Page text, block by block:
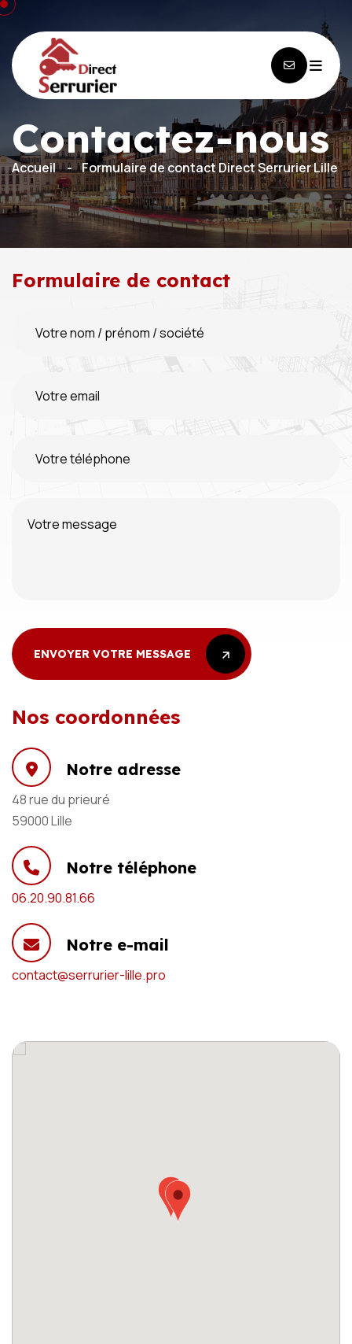
Contactez-nous
Accueil Formulaire de contact Direct Serrurier Lille
Formulaire de contact
ENVOYER VOTRE MESSAGE
Nos coordonnées
Notre adresse
48 rue du prieuré
59000 Lille
Notre téléphone
06.20.90.81.66
Notre e-mail
contact@serrurier-lille.pro